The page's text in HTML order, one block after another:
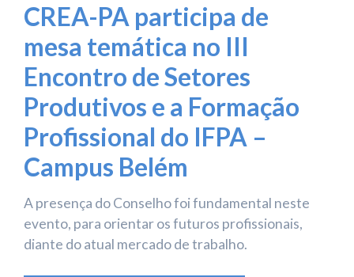
CREA-PA participa de
mesa temática no III
Encontro de Setores
Produtivos e a Formação
Profissional do IFPA –
Campus Belém
A presença do Conselho foi fundamental neste
evento, para orientar os futuros profissionais,
diante do atual mercado de trabalho.